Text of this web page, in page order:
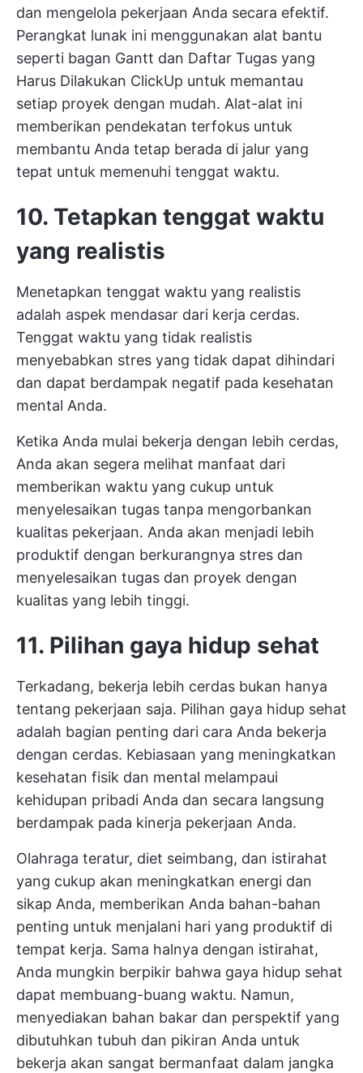
dan mengelola pekerjaan Anda secara efektif.
Perangkat lunak ini menggunakan alat bantu
seperti bagan Gantt dan Daftar Tugas yang
Harus Dilakukan ClickUp untuk memantau
setiap proyek dengan mudah. Alat-alat ini
memberikan pendekatan terfokus untuk
membantu Anda tetap berada di jalur yang
tepat untuk memenuhi tenggat waktu.
10. Tetapkan tenggat waktu
yang realistis
Menetapkan tenggat waktu yang realistis
adalah aspek mendasar dari kerja cerdas.
Tenggat waktu yang tidak realistis
menyebabkan stres yang tidak dapat dihindari
dan dapat berdampak negatif pada kesehatan
mental Anda.
Ketika Anda mulai bekerja dengan lebih cerdas,
Anda akan segera melihat manfaat dari
memberikan waktu yang cukup untuk
menyelesaikan tugas tanpa mengorbankan
kualitas pekerjaan. Anda akan menjadi lebih
produktif dengan berkurangnya stres dan
menyelesaikan tugas dan proyek dengan
kualitas yang lebih tinggi.
11. Pilihan gaya hidup sehat
Terkadang, bekerja lebih cerdas bukan hanya
tentang pekerjaan saja. Pilihan gaya hidup sehat
adalah bagian penting dari cara Anda bekerja
dengan cerdas. Kebiasaan yang meningkatkan
kesehatan fisik dan mental melampaui
kehidupan pribadi Anda dan secara langsung
berdampak pada kinerja pekerjaan Anda.
Olahraga teratur, diet seimbang, dan istirahat
yang cukup akan meningkatkan energi dan
sikap Anda, memberikan Anda bahan-bahan
penting untuk menjalani hari yang produktif di
tempat kerja. Sama halnya dengan istirahat,
Anda mungkin berpikir bahwa gaya hidup sehat
dapat membuang-buang waktu. Namun,
menyediakan bahan bakar dan perspektif yang
dibutuhkan tubuh dan pikiran Anda untuk
bekerja akan sangat bermanfaat dalam jangka